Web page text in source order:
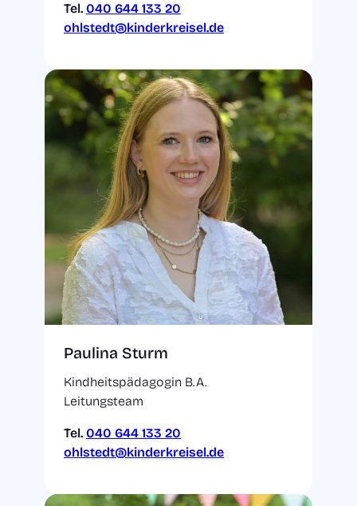
Tel. 040 644 133 20
ohlstedt@kinderkreisel.de
Paulina Sturm
Kindheitspädagogin B.A.
Leitungsteam
Tel. 040 644 133 20
ohlstedt@kinderkreisel.de